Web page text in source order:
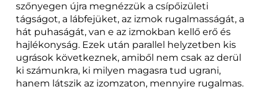
szőnyegen újra megnézzük a csípőizületi
tágságot, a lábfejüket, az izmok rugalmasságát, a
hát puhaságát, van e az izmokban kellő erő és
hajlékonyság. Ezek után parallel helyzetben kis
ugrások következnek, amiből nem csak az derül
ki számunkra, ki milyen magasra tud ugrani,
hanem látszik az izomzaton, mennyire rugalmas.